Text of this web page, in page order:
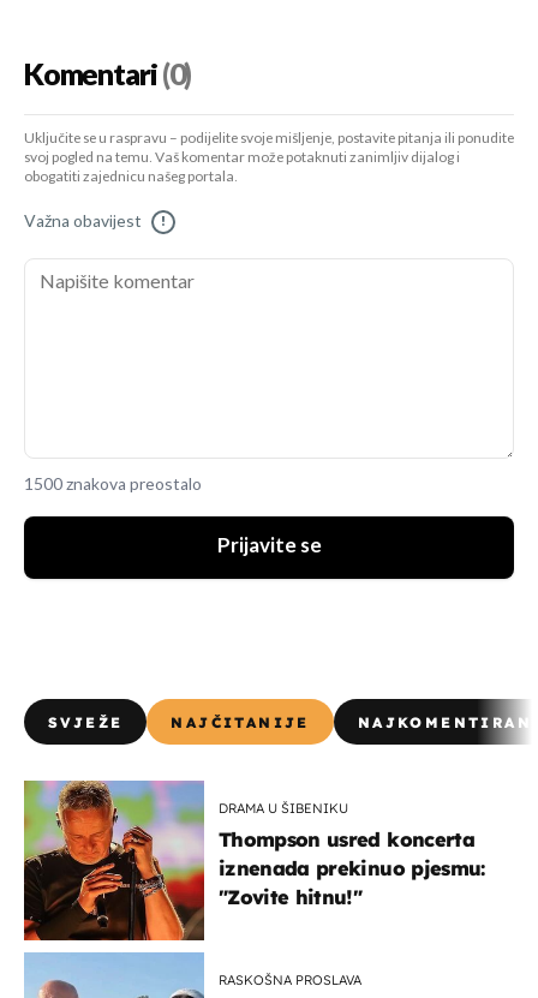
Komentari(0)
Uključite se u raspravu – podijelite svoje mišljenje, postavite pitanja ili ponudite
svoj pogled na temu. Vaš komentar može potaknuti zanimljiv dijalog i
obogatiti zajednicu našeg portala.
Važna obavijest !
1500 znakova preostalo
Prijavite se
SVJEŽE NAJČITANIJE
DRAMA U ŠIBENIKU
Thompson usred koncerta
iznenada prekinuo pjesmu:
"Zovite hitnu!"
RASKOŠNA PROSLAVA